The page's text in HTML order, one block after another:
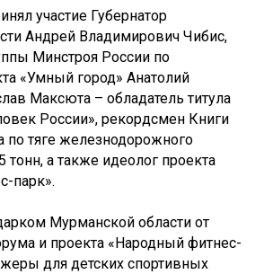
участие Губернатор
Андрей Владимирович Чибис,
Минстроя России по
«Умный город» Анатолий
Максюта – обладатель титула
России», рекордсмен Книги
по тяге железнодорожного
тонн, а также идеолог проекта
парк».
Мурманской области от
и проекта «Народный фитнес-
для детских спортивных